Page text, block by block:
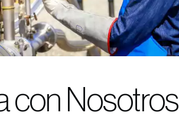
con Nosotros